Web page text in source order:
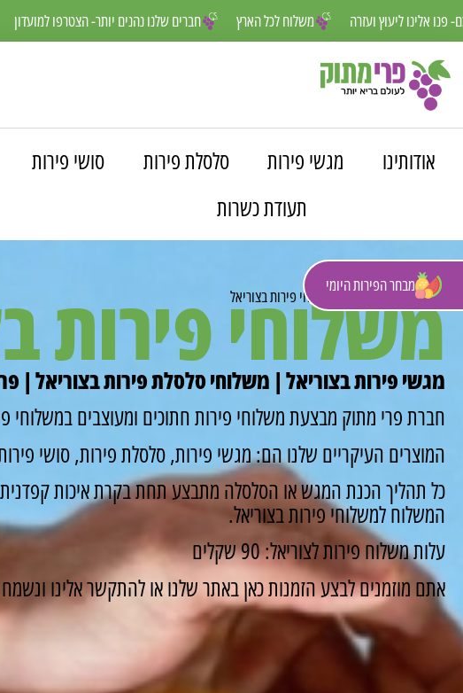
חברים שלנו נהנים יותר- משלוח לכל הארץ אנחנו פה למענכם- פנו אלינו ליעוץ ועזרה
מבחר הפירות היומי
אודותינו מגשי פירות סלסלת פירות סושי פירות
תעודת כשרות
פרי מתוק» משלוחים»משלוחי פירות בצוריאל
משלוחי פירות
מגשי פירות בצוריאל | משלוחי סלסלת פירות בצוריאל |
חברת פרי מתוק מבצעת משלוחי פירות חתוכים ומעוצבים במשלוחי
המוצרים העיקריים שלנו הם: מגשי פירות, סלסלת פירות, סושי
כל תהליך הכנת המגש או הסלסלה מתבצע תחת בקרת איכות
המשלוח למשלוחי פירות בצוריאל.
עלות משלוח פירות לצוריאל: 90 שקלים
אתם מוזמנים לבצע הזמנות כאן באתר שלנו או להתקשר אלינו ונשמח לסייע לך: